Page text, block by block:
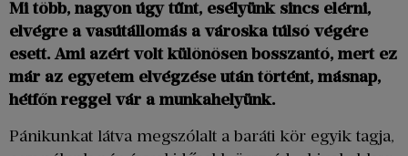
Mi több, nagyon úgy tűnt, esélyünk sincs elérni,
elvégre a vasútállomás a városka túlsó végére
esett. Ami azért volt különösen bosszantó, mert ez
már az egyetem elvégzése után történt, másnap,
hétfőn reggel vár a munkahelyünk.
Pánikunkat látva megszólalt a baráti kör egyik tagja,